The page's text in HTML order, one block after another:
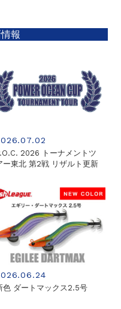
報
2026 トーナメントツ
ー東北 第2戦 リザルト更新
色 ダートマックス2.5号